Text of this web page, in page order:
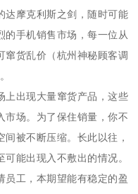
达摩克利斯之剑，随时可能
的手机销售市场，每一位从
窜货乱价 （ 杭州 神秘顾客调
上出现大量窜货产品，这些
市场。为了保住销量，你不
被不断压缩。长此以往，
能出现入不敷出的情况。
员工，本期望能有稳定的盈